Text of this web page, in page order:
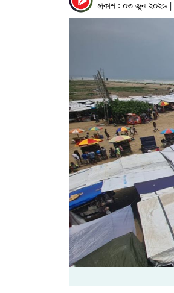
প্রকাশ : ০৩ জুন ২০২৬ |